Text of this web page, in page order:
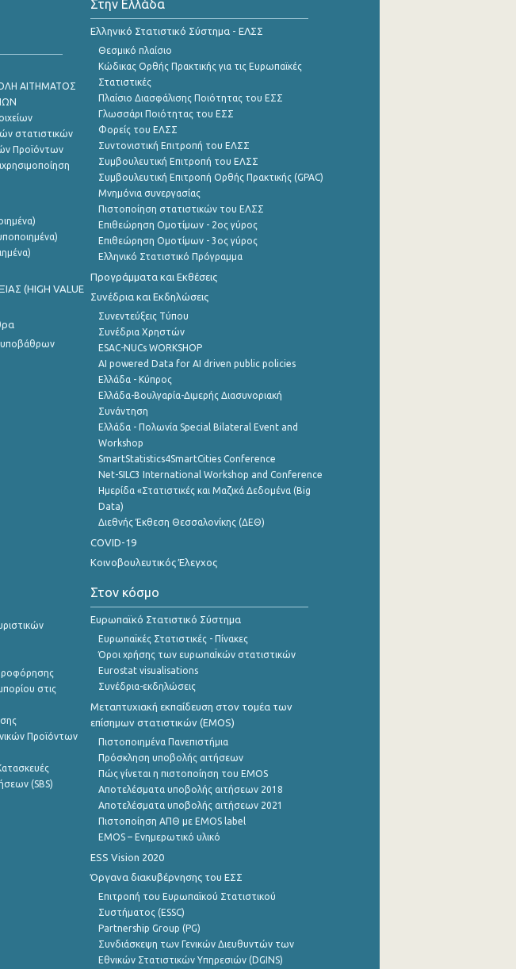
ΑΙΤΗΜΑΤΟΣ
στατιστικών
Προϊόντων
(HIGH VALUE
υποβάθρων
στις
Προϊόντων
(SBS)
Στην Ελλάδα
Ελληνικό Στατιστικό Σύστημα - ΕΛΣΣ
Θεσμικό πλαίσιο
Κώδικας Ορθής Πρακτικής για τις Ευρωπαϊκές
Στατιστικές
Πλαίσιο Διασφάλισης Ποιότητας του ΕΣΣ
Γλωσσάρι Ποιότητας του ΕΣΣ
Φορείς του ΕΛΣΣ
Συντονιστική Επιτροπή του ΕΛΣΣ
Συμβουλευτική Επιτροπή του ΕΛΣΣ
Συμβουλευτική Επιτροπή Ορθής Πρακτικής (GPAC)
Μνημόνια συνεργασίας
Πιστοποίηση στατιστικών του ΕΛΣΣ
Επιθεώρηση Ομοτίμων - 2ος γύρος
Επιθεώρηση Ομοτίμων - 3ος γύρος
Ελληνικό Στατιστικό Πρόγραμμα
Προγράμματα και Εκθέσεις
Συνέδρια και Εκδηλώσεις
Συνεντεύξεις Τύπου
Συνέδρια Χρηστών
ESAC-NUCs WORKSHOP
AI powered Data for AI driven public policies
Ελλάδα - Κύπρος
Ελλάδα-Βουλγαρία-Διμερής Διασυνοριακή
Συνάντηση
Ελλάδα - Πολωνία Special Bilateral Event and
Workshop
SmartStatistics4SmartCities Conference
Net-SILC3 International Workshop and Conference
Ημερίδα «Στατιστικές και Μαζικά Δεδομένα (Big
Data)
Διεθνής Έκθεση Θεσσαλονίκης (ΔΕΘ)
COVID-19
Κοινοβουλευτικός Έλεγχος
Στον κόσμο
Ευρωπαϊκό Στατιστικό Σύστημα
Ευρωπαϊκές Στατιστικές - Πίνακες
Όροι χρήσης των ευρωπαΪκών στατιστικών
Eurostat visualisations
Συνέδρια-εκδηλώσεις
Μεταπτυχιακή εκπαίδευση στον τομέα των
επίσημων στατιστικών (EMOS)
Πιστοποιημένα Πανεπιστήμια
Πρόσκληση υποβολής αιτήσεων
Πώς γίνεται η πιστοποίηση του EMOS
Αποτελέσματα υποβολής αιτήσεων 2018
Αποτελέσματα υποβολής αιτήσεων 2021
Πιστοποίηση ΑΠΘ με EMOS label
EMOS – Ενημερωτικό υλικό
ESS Vision 2020
Όργανα διακυβέρνησης του ΕΣΣ
Επιτροπή του Ευρωπαϊκού Στατιστικού
Συστήματος (ESSC)
Partnership Group (PG)
Συνδιάσκεψη των Γενικών Διευθυντών των
Εθνικών Στατιστικών Υπηρεσιών (DGINS)